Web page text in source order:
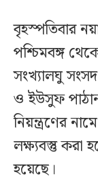
বৃহস্পতিবার
পশ্চিমবঙ্গ
সংখ্যালঘু
ও ইউসুফ
নিয়ন্ত্রণের
লক্ষ্যবস্তু করা
হয়েছে।